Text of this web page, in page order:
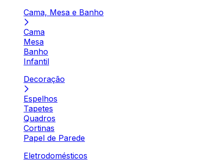
Cama, Mesa e Banho
Cama
Mesa
Banho
Infantil
Decoração
Espelhos
Tapetes
Quadros
Cortinas
Papel de Parede
Eletrodomésticos